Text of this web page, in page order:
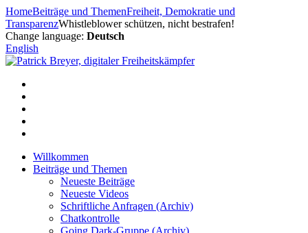
Zum
Inhalt
springen
HomeBeiträge und ThemenFreiheit, Demokratie und
TransparenzWhistleblower schützen, nicht bestrafen!
Change language: Deutsch
English
Willkommen
Beiträge und Themen
Neueste Beiträge
Neueste Videos
Schriftliche Anfragen (Archiv)
Chatkontrolle
Going Dark-Gruppe (Archiv)